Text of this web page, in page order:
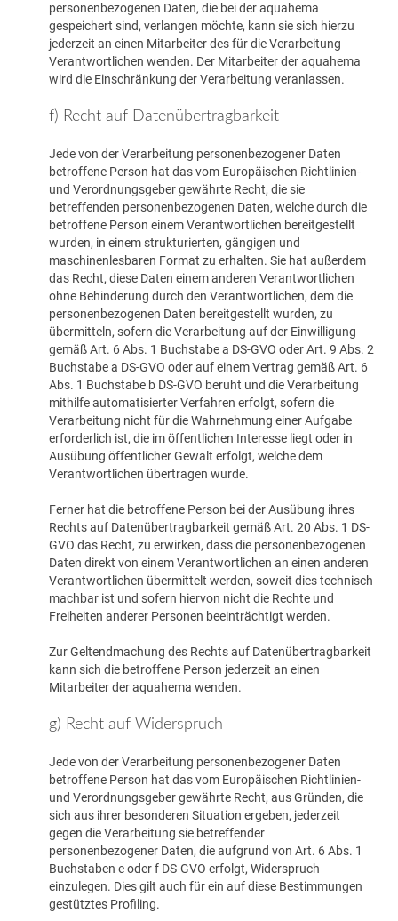
personenbezogenen Daten, die bei der aquahema
gespeichert sind, verlangen möchte, kann sie sich hierzu
jederzeit an einen Mitarbeiter des für die Verarbeitung
Verantwortlichen wenden. Der Mitarbeiter der aquahema
wird die Einschränkung der Verarbeitung veranlassen.
f) Recht auf Datenübertragbarkeit
Jede von der Verarbeitung personenbezogener Daten
betroffene Person hat das vom Europäischen Richtlinien-
und Verordnungsgeber gewährte Recht, die sie
betreffenden personenbezogenen Daten, welche durch die
betroffene Person einem Verantwortlichen bereitgestellt
wurden, in einem strukturierten, gängigen und
maschinenlesbaren Format zu erhalten. Sie hat außerdem
das Recht, diese Daten einem anderen Verantwortlichen
ohne Behinderung durch den Verantwortlichen, dem die
personenbezogenen Daten bereitgestellt wurden, zu
übermitteln, sofern die Verarbeitung auf der Einwilligung
gemäß Art. 6 Abs. 1 Buchstabe a DS-GVO oder Art. 9 Abs. 2
Buchstabe a DS-GVO oder auf einem Vertrag gemäß Art. 6
Abs. 1 Buchstabe b DS-GVO beruht und die Verarbeitung
mithilfe automatisierter Verfahren erfolgt, sofern die
Verarbeitung nicht für die Wahrnehmung einer Aufgabe
erforderlich ist, die im öffentlichen Interesse liegt oder in
Ausübung öffentlicher Gewalt erfolgt, welche dem
Verantwortlichen übertragen wurde.
Ferner hat die betroffene Person bei der Ausübung ihres
Rechts auf Datenübertragbarkeit gemäß Art. 20 Abs. 1 DS-
GVO das Recht, zu erwirken, dass die personenbezogenen
Daten direkt von einem Verantwortlichen an einen anderen
Verantwortlichen übermittelt werden, soweit dies technisch
machbar ist und sofern hiervon nicht die Rechte und
Freiheiten anderer Personen beeinträchtigt werden.
Zur Geltendmachung des Rechts auf Datenübertragbarkeit
kann sich die betroffene Person jederzeit an einen
Mitarbeiter der aquahema wenden.
g) Recht auf Widerspruch
Jede von der Verarbeitung personenbezogener Daten
betroffene Person hat das vom Europäischen Richtlinien-
und Verordnungsgeber gewährte Recht, aus Gründen, die
sich aus ihrer besonderen Situation ergeben, jederzeit
gegen die Verarbeitung sie betreffender
personenbezogener Daten, die aufgrund von Art. 6 Abs. 1
Buchstaben e oder f DS-GVO erfolgt, Widerspruch
einzulegen. Dies gilt auch für ein auf diese Bestimmungen
gestütztes Profiling.